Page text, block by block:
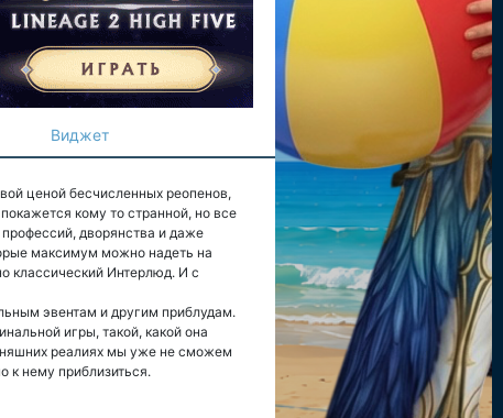
Виджет
ценой бесчисленных реопенов,
кому то странной, но все
дворянства и даже
максимум можно надеть на
классический Интерлюд. И с
эвентам и другим приблудам.
игры, такой, какой она
реалиях мы уже не сможем
к нему приблизиться.